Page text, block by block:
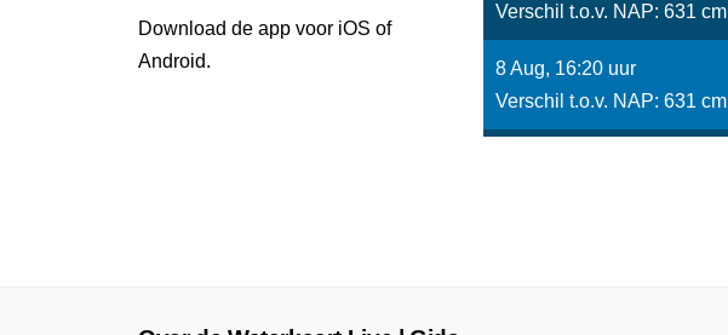
Download de app voor iOS of
Android.
Verschil t.o.v. NAP: 631 cm
8 Aug, 16:20 uur
Verschil t.o.v. NAP: 631 cm